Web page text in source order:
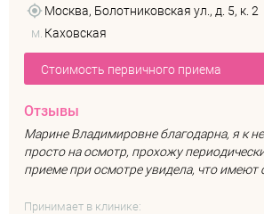
Москва, Болотниковская ул., д. 5, к. 2
м. Каховская
Стоимость первичного приема
Отзывы
Марине Владимировне благодарна, я к
просто на осмотр, прохожу
приеме при осмотре увидела, что имеют
Принимает в клинике: